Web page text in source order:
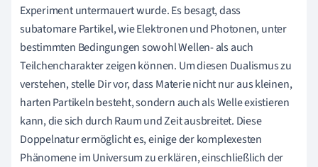
Experiment untermauert wurde. Es besagt, dass
subatomare Partikel, wie Elektronen und Photonen, unter
bestimmten Bedingungen sowohl Wellen- als auch
Teilchencharakter zeigen können. Um diesen Dualismus zu
verstehen, stelle Dir vor, dass Materie nicht nur aus kleinen,
harten Partikeln besteht, sondern auch als Welle existieren
kann, die sich durch Raum und Zeit ausbreitet. Diese
Doppelnatur ermöglicht es, einige der komplexesten
Phänomene im Universum zu erklären, einschließlich der